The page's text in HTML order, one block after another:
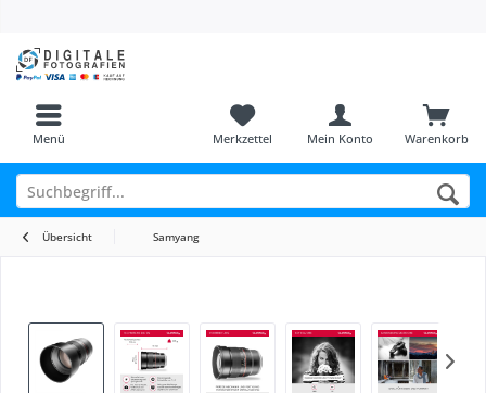
Menü Warenkorb
Merkzettel Mein Konto
Übersicht Samyang